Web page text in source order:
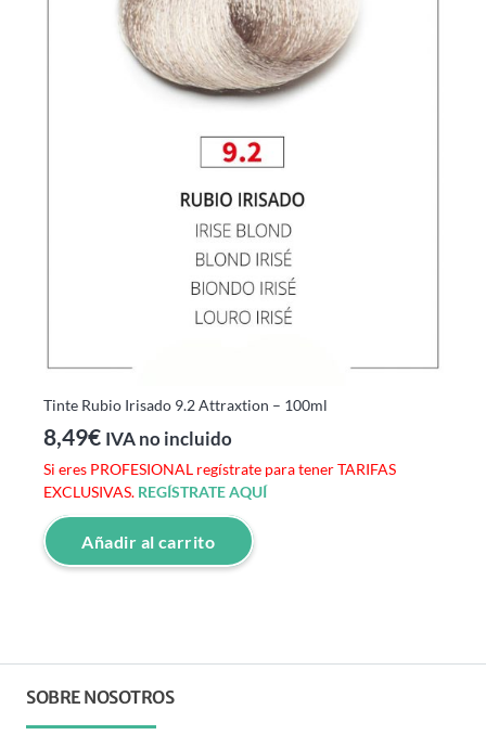
Tinte Rubio Irisado 9.2 Attraxtion – 100ml
8,49€ IVA no incluido
Si eres PROFESIONAL regístrate para tener TARIFAS
EXCLUSIVAS. REGÍSTRATE AQUÍ
Añadir al carrito
SOBRE NOSOTROS